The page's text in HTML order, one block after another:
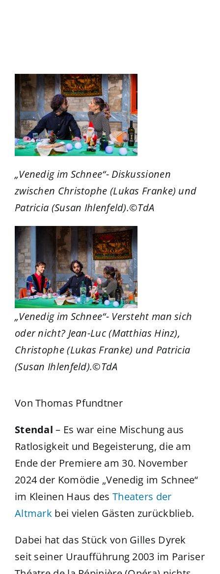
„Venedig im Schnee“- Diskussionen
zwischen Christophe (Lukas Franke) und
Patricia (Susan Ihlenfeld).©TdA
„Venedig im Schnee“- Versteht man sich
oder nicht? Jean-Luc (Matthias Hinz),
Christophe (Lukas Franke) und Patricia
(Susan Ihlenfeld).©TdA
Von Thomas Pfundtner
Stendal– Es war eine Mischung aus
Ratlosigkeit und Begeisterung, die am
Ende der Premiere am 30. November
2024 der Komödie „Venedig im Schnee“
im Kleinen Haus des Theaters der
Altmark bei vielen Gästen zurückblieb.
Dabei hat das Stück von Gilles Dyrek
seit seiner Uraufführung 2003 im Pariser